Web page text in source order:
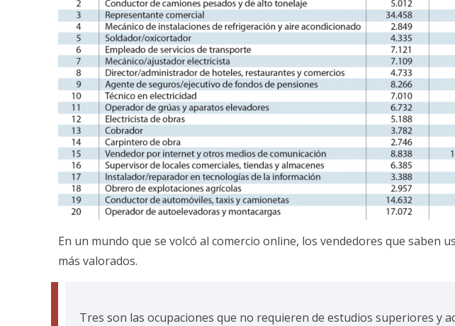
En un mundo que se volcó al comercio online, los vendedores que saben
más valorados.
Tres son las ocupaciones que no requieren de estudios superiores y